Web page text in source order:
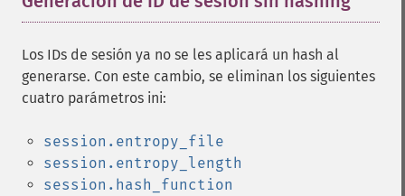
Los IDs de sesión ya no se les aplicará un hash al
generarse. Con este cambio, se eliminan los siguientes
cuatro parámetros ini:
session.entropy_file
session.entropy_length
session.hash_function